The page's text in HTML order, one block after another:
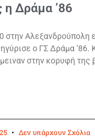
Δράμα ’86
στην Αλεξανδρούπολη
ο ΓΣ Δράμα ’86.
στην κορυφή της
Δεν υπάρχουν Σχόλια